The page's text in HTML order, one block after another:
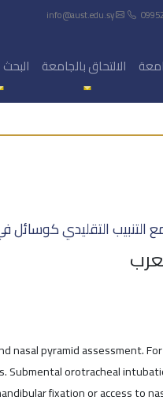
الالتحاق بالجامعة
التنبيب التقليدي كوسائل
pyramid assessment.
orotracheal
fixation or access to